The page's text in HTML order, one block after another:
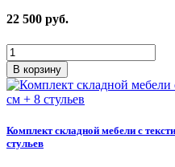
22 500 руб.
В корзину
Комплект складной мебели с
стульев